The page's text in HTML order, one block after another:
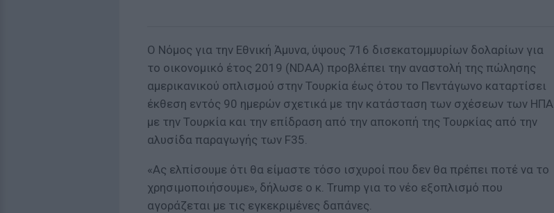
O Νόμος για την Εθνική Άμυνα, ύψους 716 δισεκατομμυρίων δολαρίων για
το οικονομικό έτος 2019 (NDAA) προβλέπει την αναστολή της πώλησης
αμερικανικού οπλισμού στην Τουρκία έως ότου το Πεντάγωνο καταρτίσει
έκθεση εντός 90 ημερών σχετικά με την κατάσταση των σχέσεων των ΗΠΑ
με την Τουρκία και την επίδραση από την αποκοπή της Τουρκίας από την
αλυσίδα παραγωγής των F35.
«Ας ελπίσουμε ότι θα είμαστε τόσο ισχυροί που δεν θα πρέπει ποτέ να το
χρησιμοποιήσουμε», δήλωσε ο κ. Trump για το νέο εξοπλισμό που
αγοράζεται με τις εγκεκριμένες δαπάνες.